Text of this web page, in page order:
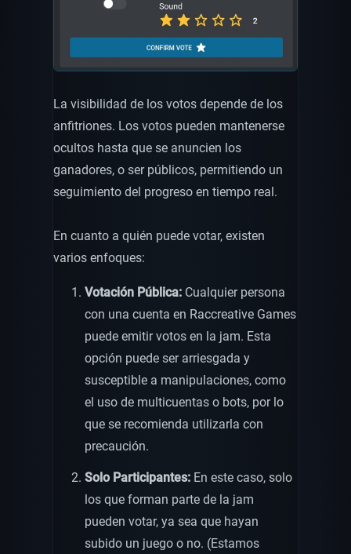
La visibilidad de los votos depende de los
anfitriones. Los votos pueden mantenerse
ocultos hasta que se anuncien los
ganadores, o ser públicos, permitiendo un
seguimiento del progreso en tiempo real.
En cuanto a quién puede votar, existen
varios enfoques:
Votación Pública: Cualquier persona
con una cuenta en Raccreative Games
puede emitir votos en la jam. Esta
opción puede ser arriesgada y
susceptible a manipulaciones, como
el uso de multicuentas o bots, por lo
que se recomienda utilizarla con
precaución.
Solo Participantes: En este caso, solo
los que forman parte de la jam
pueden votar, ya sea que hayan
subido un juego o no. (Estamos